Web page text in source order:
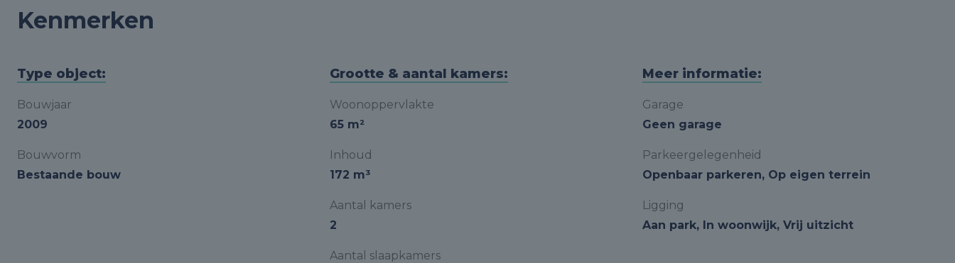
Kenmerken
Type object:
Bouwjaar
2009
Bouwvorm
Bestaande bouw
Grootte & aantal kamers:
Woonoppervlakte
65 m²
Inhoud
172 m³
Aantal kamers
2
Aantal slaapkamers
Meer informatie:
Garage
Geen garage
Parkeergelegenheid
Openbaar parkeren, Op eigen terrein
Ligging
Aan park, In woonwijk, Vrij uitzicht